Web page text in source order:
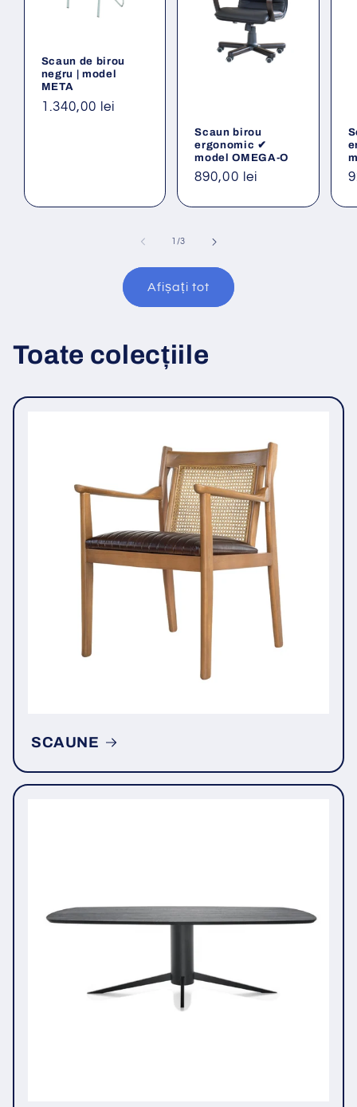
Scaun de birou
negru | model
META
Preț
1.340,00 lei
Scaun birou
ergonomic ✔
model OMEGA-O
Preț
890,00 lei
/din
3
Afișați tot
Toate colecțiile
SCAUNE